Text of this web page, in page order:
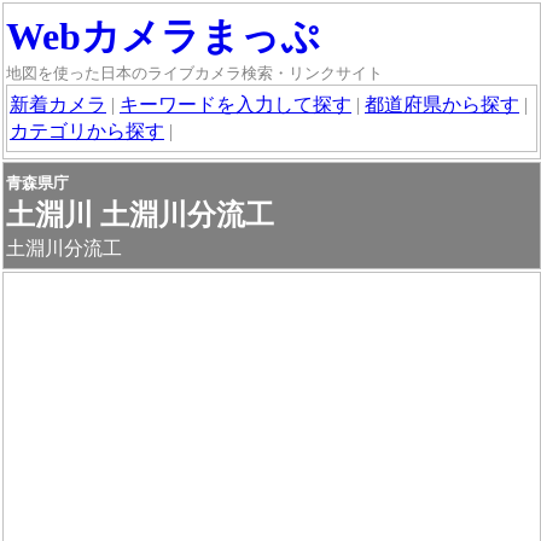
Webカメラまっぷ
地図を使った日本のライブカメラ検索・リンクサイト
新着カメラ | キーワードを入力して探す | 都道府県から探す |
カテゴリから探す |
青森県庁
土淵川 土淵川分流工
土淵川分流工